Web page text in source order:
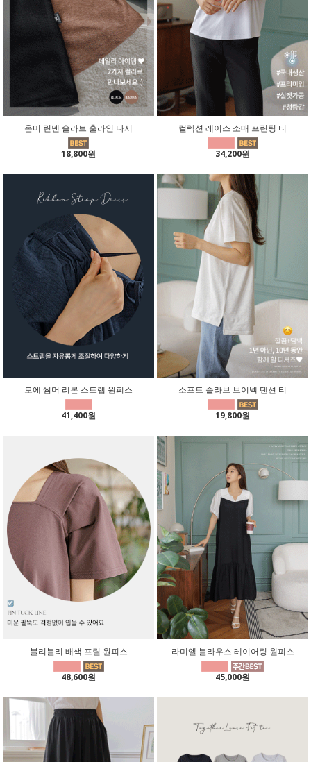
온미 린넨 슬라브 훌라인 나시
18,800원
컬렉션 레이스 소매 프린팅 티
34,200원
모에 썸머 리본 스트랩 원피스
41,400원
소프트 슬라브 브이넥 텐션 티
19,800원
블리블리 배색 프릴 원피스
48,600원
라미엘 블라우스 레이어링 원피스
45,000원